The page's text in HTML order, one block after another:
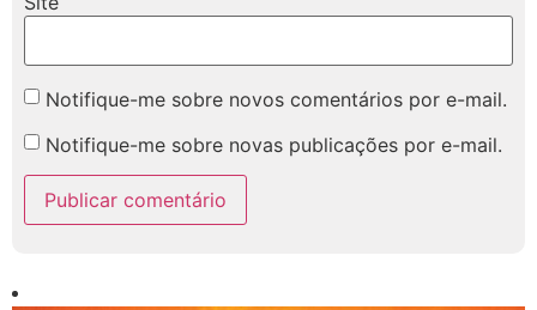
Notifique-me sobre novos comentários por e-mail.
Notifique-me sobre novas publicações por e-mail.